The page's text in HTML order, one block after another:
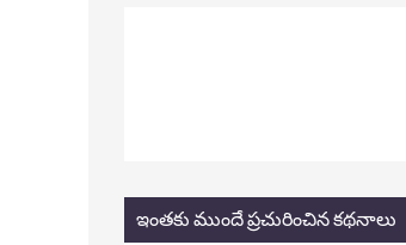
ఇంతకు ముందే ప్రచురించిన కథనాలు